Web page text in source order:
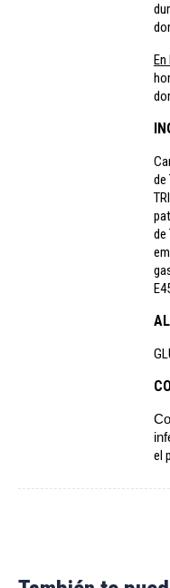
En
de
de
el